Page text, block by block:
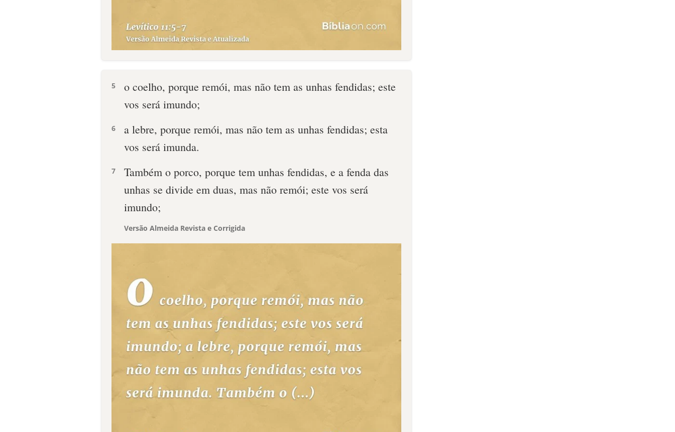
5
o coelho, porque remói, mas não tem as unhas fendidas; este
vos será imundo;
6
a lebre, porque remói, mas não tem as unhas fendidas; esta
vos será imunda.
7
Também o porco, porque tem unhas fendidas, e a fenda das
unhas se divide em duas, mas não remói; este vos será
imundo;
Versão Almeida Revista e Corrigida